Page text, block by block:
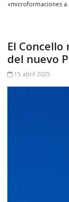
«microformaciones
El
del nuevo
15 abril 2025